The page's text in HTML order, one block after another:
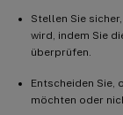
Stellen Sie
wird, indem Sie
überprüfen.
Entscheiden Sie,
möchten oder